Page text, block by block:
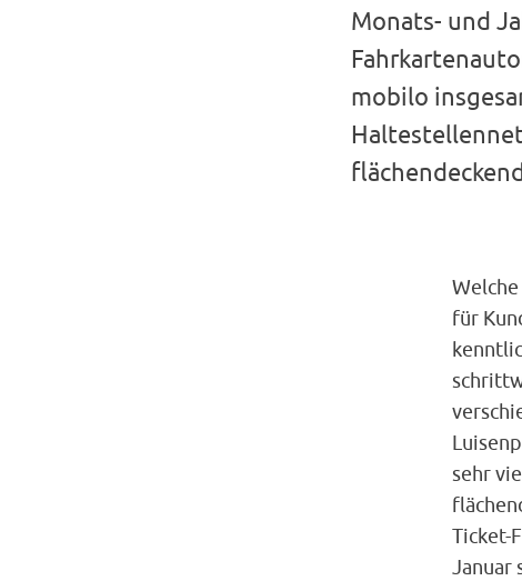
Monats- und
mobilo
für
sehr
Ticket-
Januar